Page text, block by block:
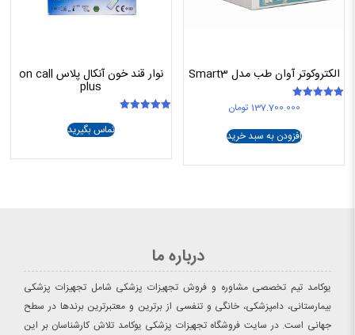
الکتروکوتر آوان طب مدل Smart3
137.700.000 تومان
افزودن به سبد خرید
نوار قند خون آنکال پلاس on call
plus
تماس بگیرید
درباره ما
یوکامد تیم تخصصی مشاوره و فروش تجهیزات پزشکی شامل تجهیزات پزشکی
بیمارستانی، دامپزشکی، خانگی و تنفسی از برترین و معتبرترین برندها در سطح
جهانی است. در سایت فروشگاه تجهیزات پزشکی یوکامد تلاش کارشناسان بر این